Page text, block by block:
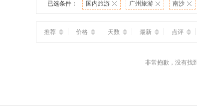
已选条件： 国内旅游 广州旅游 南沙
推荐 价格 天数 最新 点评
非常抱歉，没有找